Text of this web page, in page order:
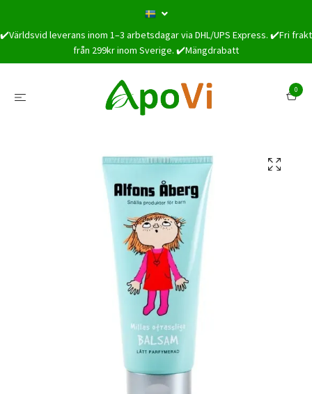
✔️Världsvid leverans inom 1–3 arbetsdagar via DHL/UPS Express. ✔️Fri frakt
från 299kr inom Sverige. ✔️Mängdrabatt
0